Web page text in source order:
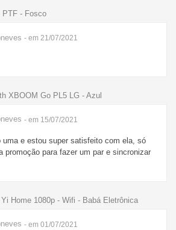
PTF - Fosco
- em 21/07/2021
XBOOM Go PL5 LG - Azul
- em 15/07/2021
uma e estou super satisfeito com ela, só
promoção para fazer um par e sincronizar
Home 1080p - Wifi - Babá Eletrônica
- em 01/07/2021